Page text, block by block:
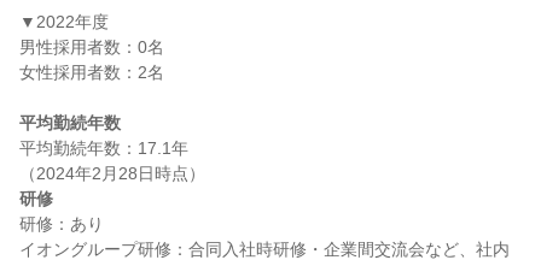
▼2022年度
男性採用者数：0名
女性採用者数：2名
平均勤続年数
平均勤続年数：17.1年
研修
研修：あり
イオングループ研修：合同入社時研修・企業間交流会など、社内